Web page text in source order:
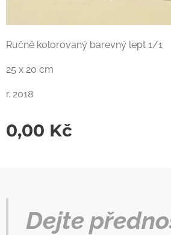
Ručně kolorovaný barevný lept 1/1
25 x 20 cm
r. 2018
0,00 Kč
Dejte